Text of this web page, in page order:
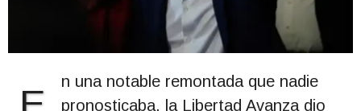
n una notable remontada que nadie
pronosticaba, la Libertad Avanza dio